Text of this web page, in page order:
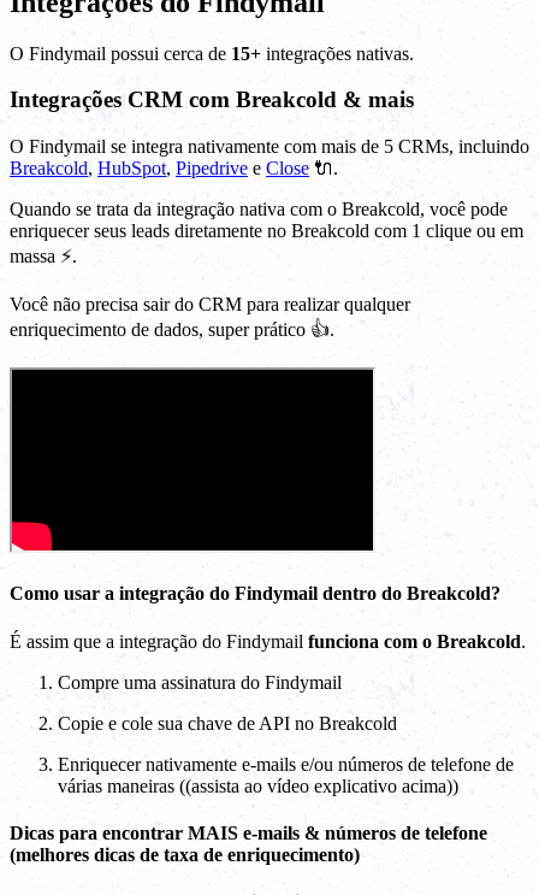
O Findymail possui cerca de 15+ integrações nativas.
Integrações CRM com Breakcold & mais
O Findymail se integra nativamente com mais de 5 CRMs, incluindo
Breakcold, HubSpot, Pipedrive e Close 🔌.
Quando se trata da integração nativa com o Breakcold, você pode
enriquecer seus leads diretamente no Breakcold com 1 clique ou em
massa ⚡️.
Você não precisa sair do CRM para realizar qualquer
enriquecimento de dados, super prático 👍.
Como usar a integração do Findymail dentro do Breakcold?
É assim que a integração do Findymail funciona com o Breakcold.
Compre uma assinatura do Findymail
Copie e cole sua chave de API no Breakcold
Enriquecer nativamente e-mails e/ou números de telefone de
várias maneiras ((assista ao vídeo explicativo acima))
Dicas para encontrar MAIS e-mails & números de telefone
(melhores dicas de taxa de enriquecimento)